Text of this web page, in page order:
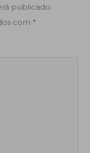
publicado.
com *